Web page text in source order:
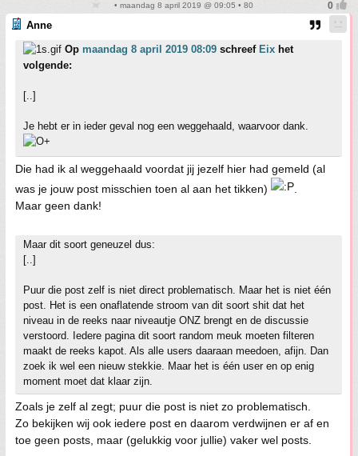
• maandag 8 april 2019 @ 09:05 • 80
Anne
Op maandag 8 april 2019 08:09 schreef Eix het
volgende:
[..]
Je hebt er in ieder geval nog een weggehaald, waarvoor dank.
Die had ik al weggehaald voordat jij jezelf hier had gemeld (al
was je jouw post misschien toen al aan het tikken)
Maar geen dank!
Maar dit soort geneuzel dus:
[..]
Puur die post zelf is niet direct problematisch. Maar het is niet één
post. Het is een onaflatende stroom van dit soort shit dat het
niveau in de reeks naar niveautje ONZ brengt en de discussie
verstoord. Iedere pagina dit soort random meuk moeten filteren
maakt de reeks kapot. Als alle users daaraan meedoen, afijn. Dan
zoek ik wel een nieuw stekkie. Maar het is één user en op enig
moment moet dat klaar zijn.
Zoals je zelf al zegt; puur die post is niet zo problematisch.
Zo bekijken wij ook iedere post en daarom verdwijnen er af en
toe geen posts, maar (gelukkig voor jullie) vaker wel posts.